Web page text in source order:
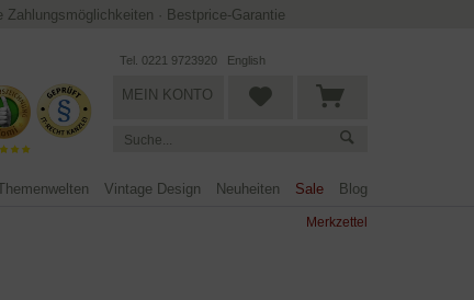
Zahlungsmöglichkeiten · Bestprice-Garantie
Tel. 0221 9723920 English
MEIN KONTO
Vintage Design Neuheiten Sale Blog
Merkzettel